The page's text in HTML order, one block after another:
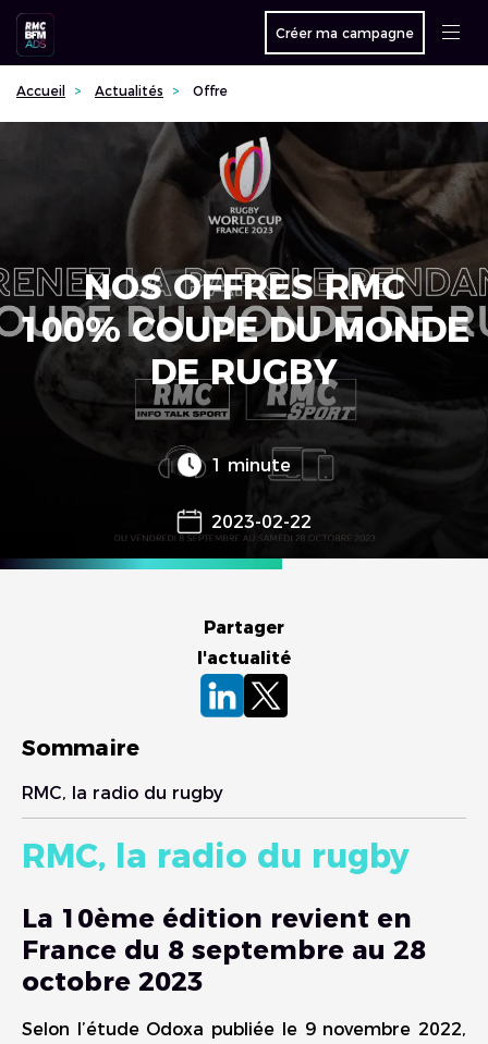
Créer ma campagne
Accueil Actualités Offre
NOS OFFRES RMC
100% COUPE DU MONDE
DE RUGBY
1 minute
2023-02-22
Sommaire
RMC, la radio du rugby
Partager
l'actualité
RMC, la radio du rugby
La 10ème édition revient en
France du 8 septembre au 28
octobre 2023
Selon l’étude Odoxa publiée le 9 novembre 2022,